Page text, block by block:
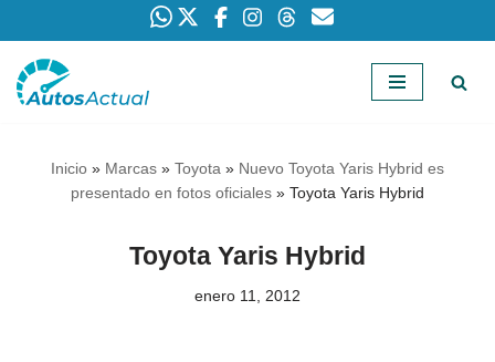
Saltar
Inicio » Marcas » Toyota » Nuevo Toyota Yaris Hybrid es
presentado en fotos oficiales » Toyota Yaris Hybrid
Toyota Yaris Hybrid
enero 11, 2012